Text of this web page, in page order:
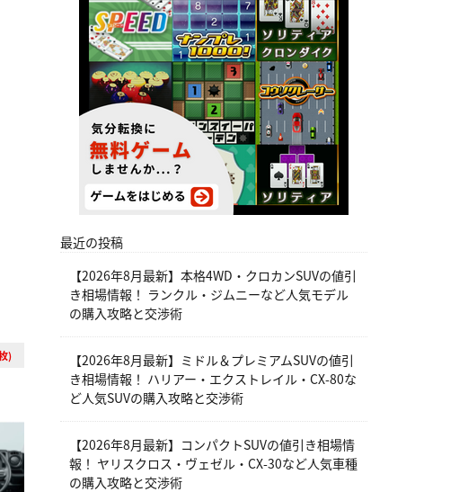
)
最近の投稿
【2026年8月最新】本格4WD・クロカンSUVの値引
き相場情報！ ランクル・ジムニーなど人気モデル
の購入攻略と交渉術
【2026年8月最新】ミドル＆プレミアムSUVの値引
き相場情報！ ハリアー・エクストレイル・CX-80な
ど人気SUVの購入攻略と交渉術
【2026年8月最新】コンパクトSUVの値引き相場情
報！ ヤリスクロス・ヴェゼル・CX-30など人気車種
の購入攻略と交渉術